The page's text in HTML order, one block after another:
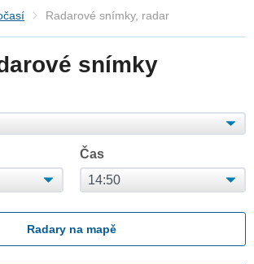
Radarové snímky, radar
snímky
Čas
Radary na mapě